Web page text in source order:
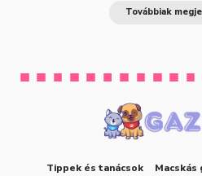
Továbbiak
Tippek és tanácsok Macskás